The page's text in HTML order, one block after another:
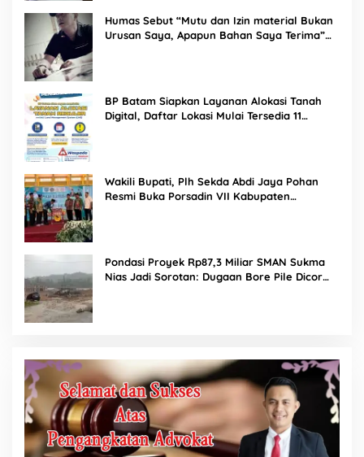
Humas Sebut “Mutu dan Izin material Bukan
Urusan Saya, Apapun Bahan Saya Terima”
BP Batam Siapkan Layanan Alokasi Tanah
Digital, Daftar Lokasi Mulai Tersedia 11
Wakili Bupati, Plh Sekda Abdi Jaya Pohan
Resmi Buka Porsadin VII Kabupaten
Pondasi Proyek Rp87,3 Miliar SMAN Sukma
Nias Jadi Sorotan: Dugaan Bore Pile Dicor